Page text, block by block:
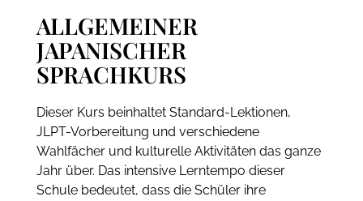
ALLGEMEINER
JAPANISCHER
SPRACHKURS
Dieser Kurs beinhaltet Standard-Lektionen,
JLPT-Vorbereitung und verschiedene
Wahlfächer und kulturelle Aktivitäten das ganze
Jahr über. Das intensive Lerntempo dieser
Schule bedeutet, dass die Schüler ihre